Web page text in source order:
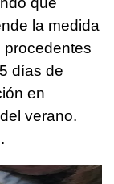
la medida
procedentes
días de
en
verano.